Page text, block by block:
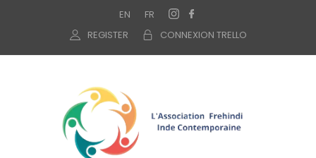
EN
FR
CONNEXION TRELLO
REGISTER